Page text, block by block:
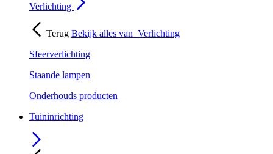
Verlichting
Terug Bekijk alles van Verlichting
Sfeerverlichting
Staande lampen
Onderhouds producten
Tuininrichting